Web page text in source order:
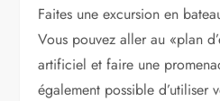
Faites une excursion en
Vous pouvez aller au «plan
artificiel et faire une
également possible d’utiliser